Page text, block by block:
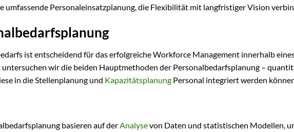
umfassende Personaleinsatzplanung, die Flexibilität mit langfristiger Vision
ist entscheidend für das erfolgreiche Workforce Management innerhalb
wir die beiden Hauptmethoden der Personalbedarfsplanung –
in die Stellenplanung und Kapazitätsplanung Personal integriert werden
basieren auf der Analysevon Daten und statistischen Modellen,